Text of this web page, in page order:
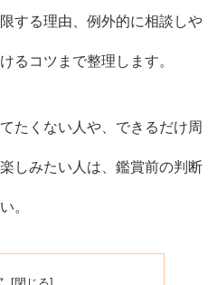
する理由、例外的に相談しや
るコツまで整理します。
たくない人や、できるだけ周
しみたい人は、鑑賞前の判断
。